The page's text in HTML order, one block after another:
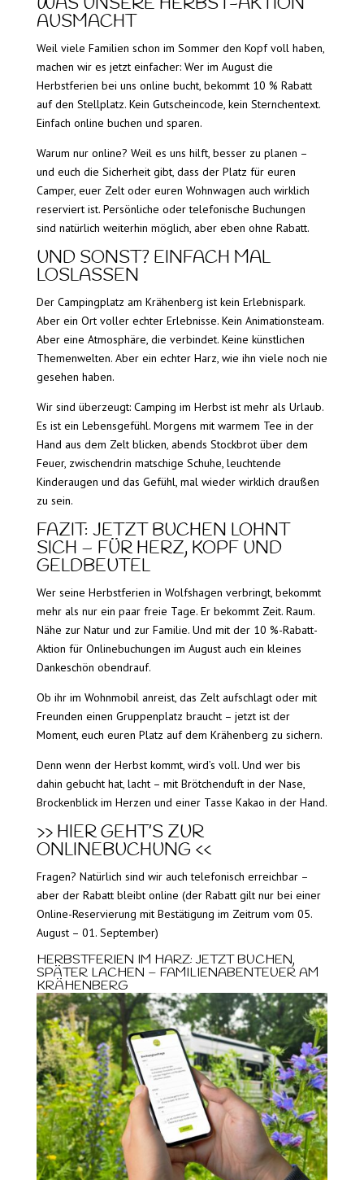
AUSMACHT
Weil viele Familien schon im Sommer den Kopf voll haben,
machen wir es jetzt einfacher: Wer im August die
Herbstferien bei uns online bucht, bekommt 10 % Rabatt
auf den Stellplatz. Kein Gutscheincode, kein Sternchentext.
Einfach online buchen und sparen.
Warum nur online? Weil es uns hilft, besser zu planen –
und euch die Sicherheit gibt, dass der Platz für euren
Camper, euer Zelt oder euren Wohnwagen auch wirklich
reserviert ist. Persönliche oder telefonische Buchungen
sind natürlich weiterhin möglich, aber eben ohne Rabatt.
UND SONST? EINFACH MAL
LOSLASSEN
Der Campingplatz am Krähenberg ist kein Erlebnispark.
Aber ein Ort voller echter Erlebnisse. Kein Animationsteam.
Aber eine Atmosphäre, die verbindet. Keine künstlichen
Themenwelten. Aber ein echter Harz, wie ihn viele noch nie
gesehen haben.
Wir sind überzeugt: Camping im Herbst ist mehr als Urlaub.
Es ist ein Lebensgefühl. Morgens mit warmem Tee in der
Hand aus dem Zelt blicken, abends Stockbrot über dem
Feuer, zwischendrin matschige Schuhe, leuchtende
Kinderaugen und das Gefühl, mal wieder wirklich draußen
zu sein.
FAZIT: JETZT BUCHEN LOHNT
SICH – FÜR HERZ, KOPF UND
GELDBEUTEL
Wer seine Herbstferien in Wolfshagen verbringt, bekommt
mehr als nur ein paar freie Tage. Er bekommt Zeit. Raum.
Nähe zur Natur und zur Familie. Und mit der 10 %-Rabatt-
Aktion für Onlinebuchungen im August auch ein kleines
Dankeschön obendrauf.
Ob ihr im Wohnmobil anreist, das Zelt aufschlagt oder mit
Freunden einen Gruppenplatz braucht – jetzt ist der
Moment, euch euren Platz auf dem Krähenberg zu sichern.
Denn wenn der Herbst kommt, wird’s voll. Und wer bis
dahin gebucht hat, lacht – mit Brötchenduft in der Nase,
Brockenblick im Herzen und einer Tasse Kakao in der Hand.
>> HIER GEHT’S ZUR
ONLINEBUCHUNG <<
Fragen? Natürlich sind wir auch telefonisch erreichbar –
aber der Rabatt bleibt online (der Rabatt gilt nur bei einer
Online-Reservierung mit Bestätigung im Zeitrum vom 05.
August – 01. September)
HERBSTFERIEN IM HARZ: JETZT BUCHEN,
SPÄTER LACHEN – FAMILIENABENTEUER AM
KRÄHENBERG